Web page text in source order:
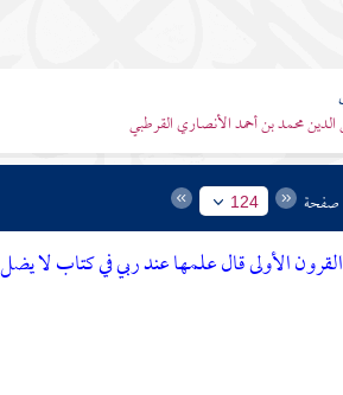
محمد بن أحمد الأنصاري القرطبي
صفحة 124
القرون الأولى قال علمها عند ربي في كتاب لا